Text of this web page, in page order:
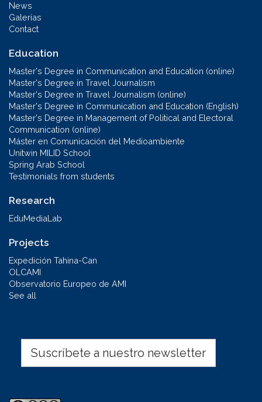
News
Galerías
Contact
Education
Master's Degree in Communication and Education (online)
Master's Degree in Travel Journalism
Master's Degree in Travel Journalism (online)
Master's Degree in Communication and Education (English)
Master's Degree in Management of Political and Electoral
Communication (online)
Máster en Comunicación del Medioambiente
Unitwin MILID School
Spring Arab School
Testimonials from students
Research
EduMediaLab
Projects
Expedición Tahina-Can
OLCAMI
Observatorio Europeo de AMI
See all
Suscríbete a nuestro newsletter